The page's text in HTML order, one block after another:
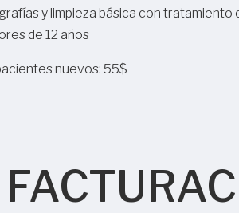
y limpieza básica con tratamiento
de 12 años
nuevos: 55$